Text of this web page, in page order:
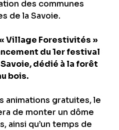
des communes
de la Savoie.
Village Forestivités »
du 1er festival
dédié à la forêt
bois.
animations gratuites, le
de monter un dôme
ainsi qu’un temps de